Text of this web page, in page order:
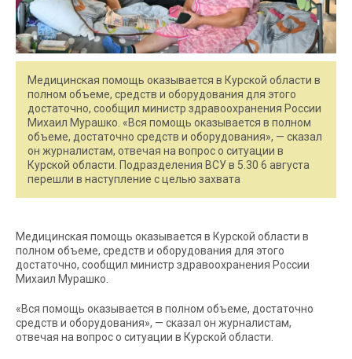
Медицинская помощь оказывается в Курской области в
полном объеме, средств и оборудования для этого
достаточно, сообщил министр здравоохранения России
Михаил Мурашко. «Вся помощь оказывается в полном
объеме, достаточно средств и оборудования», — сказал
он журналистам, отвечая на вопрос о ситуации в
Курской области. Подразделения ВСУ в 5.30 6 августа
перешли в наступление с целью захвата
Медицинская помощь оказывается в Курской области в
полном объеме, средств и оборудования для этого
достаточно, сообщил министр здравоохранения России
Михаил Мурашко.
«Вся помощь оказывается в полном объеме, достаточно
средств и оборудования», — сказал он журналистам,
отвечая на вопрос о ситуации в Курской области.